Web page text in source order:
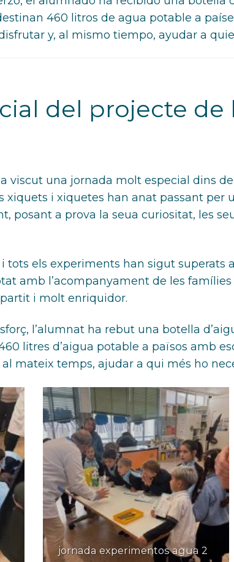
460 litros de agua potable a
y, al mismo tiempo, ayudar a
del projecte de
viscut una jornada molt especial dins
xiquets i xiquetes han anat passant per
posant a prova la seua curiositat, les
tots els experiments han sigut superats
amb l’acompanyament de les
i molt enriquidor.
l’alumnat ha rebut una botella
litres d’aigua potable a països amb
mateix temps, ajudar a qui més ho
jornada experimentos agua 2